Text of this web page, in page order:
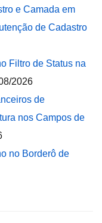
e Camada em
de Cadastro
Filtro de Status na
2026
de
nos Campos de
no Borderô de